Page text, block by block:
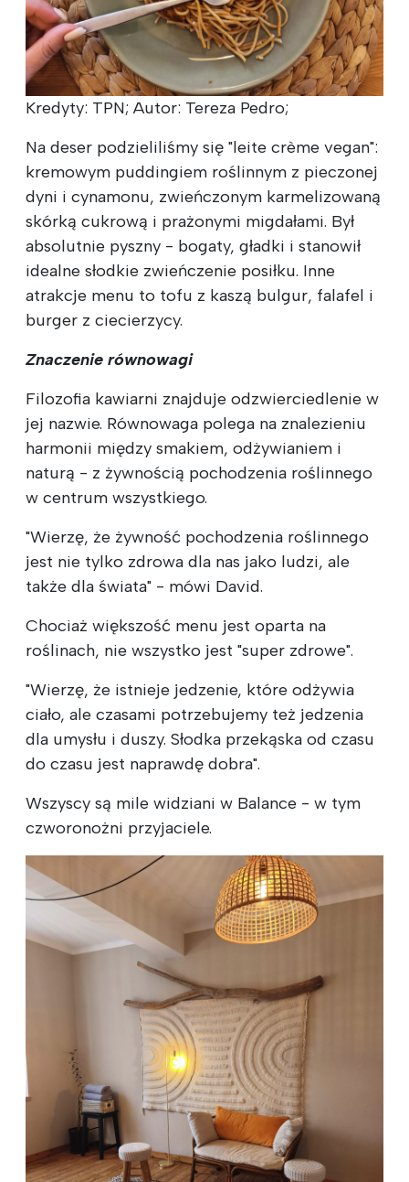
Kredyty: TPN; Autor: Tereza Pedro;
Na deser podzieliliśmy się "leite crème vegan":
kremowym puddingiem roślinnym z pieczonej
dyni i cynamonu, zwieńczonym karmelizowaną
skórką cukrową i prażonymi migdałami. Był
absolutnie pyszny - bogaty, gładki i stanowił
idealne słodkie zwieńczenie posiłku. Inne
atrakcje menu to tofu z kaszą bulgur, falafel i
burger z ciecierzycy.
Znaczenie równowagi
Filozofia kawiarni znajduje odzwierciedlenie w
jej nazwie. Równowaga polega na znalezieniu
harmonii między smakiem, odżywianiem i
naturą - z żywnością pochodzenia roślinnego
w centrum wszystkiego.
"Wierzę, że żywność pochodzenia roślinnego
jest nie tylko zdrowa dla nas jako ludzi, ale
także dla świata" - mówi David.
Chociaż większość menu jest oparta na
roślinach, nie wszystko jest "super zdrowe".
"Wierzę, że istnieje jedzenie, które odżywia
ciało, ale czasami potrzebujemy też jedzenia
dla umysłu i duszy. Słodka przekąska od czasu
do czasu jest naprawdę dobra".
Wszyscy są mile widziani w Balance - w tym
czworonożni przyjaciele.